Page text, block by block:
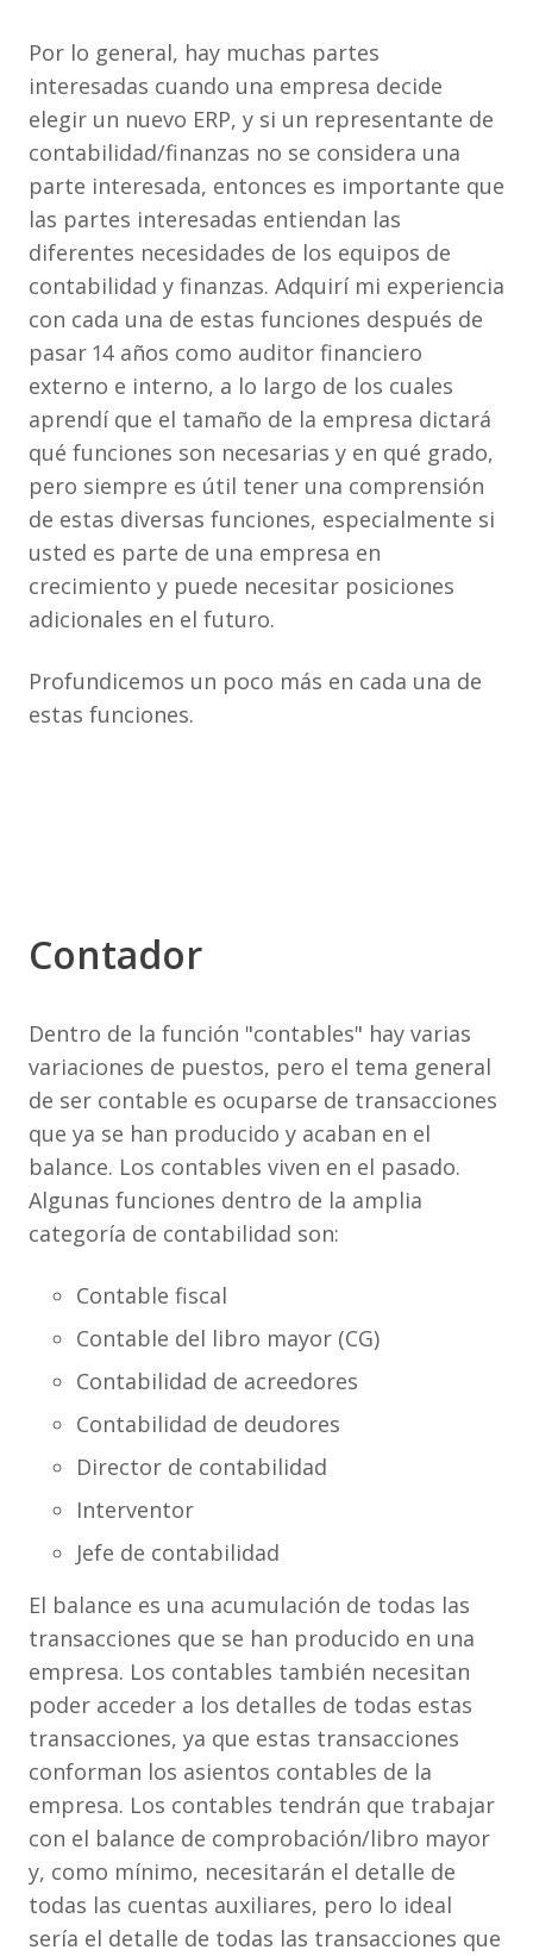
Por lo general, hay muchas partes
interesadas cuando una empresa decide
elegir un nuevo ERP, y si un representante de
contabilidad/finanzas no se considera una
parte interesada, entonces es importante que
las partes interesadas entiendan las
diferentes necesidades de los equipos de
contabilidad y finanzas. Adquirí mi experiencia
con cada una de estas funciones después de
pasar 14 años como auditor financiero
externo e interno, a lo largo de los cuales
aprendí que el tamaño de la empresa dictará
qué funciones son necesarias y en qué grado,
pero siempre es útil tener una comprensión
de estas diversas funciones, especialmente si
usted es parte de una empresa en
crecimiento y puede necesitar posiciones
adicionales en el futuro.
Profundicemos un poco más en cada una de
estas funciones.
Contador
Dentro de la función "contables" hay varias
variaciones de puestos, pero el tema general
de ser contable es ocuparse de transacciones
que ya se han producido y acaban en el
balance. Los contables viven en el pasado.
Algunas funciones dentro de la amplia
categoría de contabilidad son:
Contable fiscal
Contable del libro mayor (CG)
Contabilidad de acreedores
Contabilidad de deudores
Director de contabilidad
Interventor
Jefe de contabilidad
El balance es una acumulación de todas las
transacciones que se han producido en una
empresa. Los contables también necesitan
poder acceder a los detalles de todas estas
transacciones, ya que estas transacciones
conforman los asientos contables de la
empresa. Los contables tendrán que trabajar
con el balance de comprobación/libro mayor
y, como mínimo, necesitarán el detalle de
todas las cuentas auxiliares, pero lo ideal
sería el detalle de todas las transacciones que